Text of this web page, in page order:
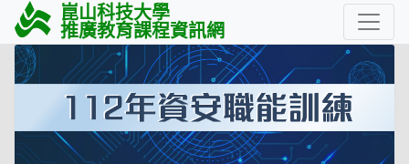
崑山科技大學
推廣教育課程資訊網